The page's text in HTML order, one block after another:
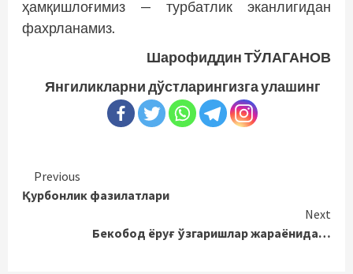
ҳамқишлоғимиз — турбатлик эканлигидан
фахрланамиз.
Шарофиддин ТЎЛАГАНОВ
Янгиликларни дўстларингизга улашинг
Continue
Reading
Previous
Қурбонлик фазилатлари
Next
Бекобод ёруғ ўзгаришлар жараёнида…